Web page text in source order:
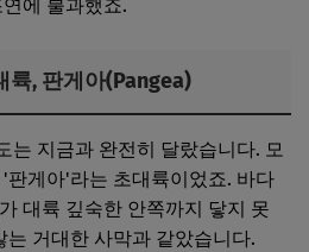
에 불과했죠.
륙, 판게아(Pangea)
는 지금과 완전히 달랐습니다. 모
판게아'라는 초대륙이었죠. 바다
대륙 깊숙한 안쪽까지 닿지 못
거대한 사막과 같았습니다.